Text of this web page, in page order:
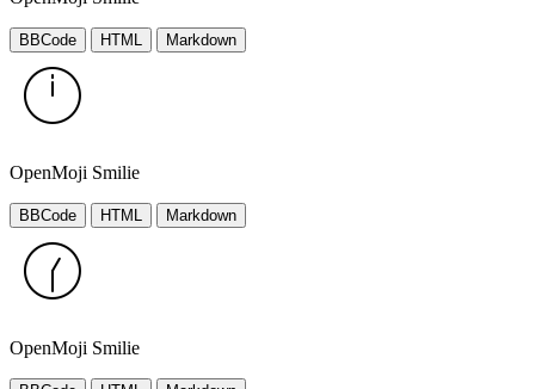
BBCode HTML Markdown
OpenMoji Smilie
BBCode HTML Markdown
OpenMoji Smilie